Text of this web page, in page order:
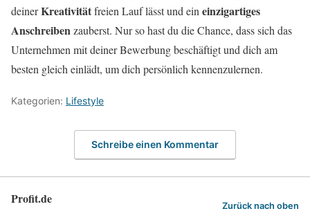
deinerKreativitätfreien Lauf lässt und eineinzigartiges
Anschreibenzauberst. Nur so hast du die Chance, dass sich das
Unternehmen mit deiner Bewerbung beschäftigt und dich am
besten gleich einlädt, um dich persönlich kennenzulernen.
Kategorien: Lifestyle
Schreibe einen Kommentar
Profit.de Zurück nach oben